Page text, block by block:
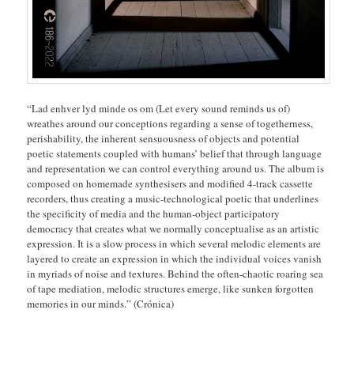
“Lad enhver lyd minde os om (Let every sound reminds us of)
wreathes around our conceptions regarding a sense of togetherness,
perishability, the inherent sensuousness of objects and potential
poetic statements coupled with humans’ belief that through language
and representation we can control everything around us. The album is
composed on homemade synthesisers and modified 4-track cassette
recorders, thus creating a music-technological poetic that underlines
the specificity of media and the human-object participatory
democracy that creates what we normally conceptualise as an artistic
expression. It is a slow process in which several melodic elements are
layered to create an expression in which the individual voices vanish
in myriads of noise and textures. Behind the often-chaotic roaring sea
of tape mediation, melodic structures emerge, like sunken forgotten
memories in our minds.” (Crónica)